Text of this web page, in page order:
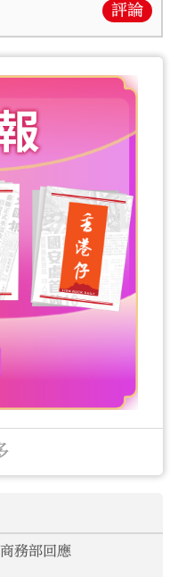
評論
務部回應